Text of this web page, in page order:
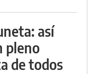
así
pleno
de todos